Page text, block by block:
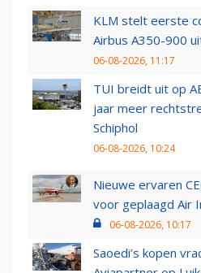
KLM stelt eerste
Airbus A350-900
06-08-2026, 11:17
TUI breidt uit op
jaar meer
Schiphol
06-08-2026, 10:24
Nieuwe ervaren
voor geplaagd Air
06-08-2026, 10:17
Saoedi’s kopen